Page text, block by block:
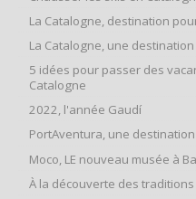
La Catalogne, destination
La Catalogne, une
5 idées pour passer des
Catalogne
2022, l'année Gaudí
PortAventura, une
Moco, LE nouveau musée à
À la découverte des